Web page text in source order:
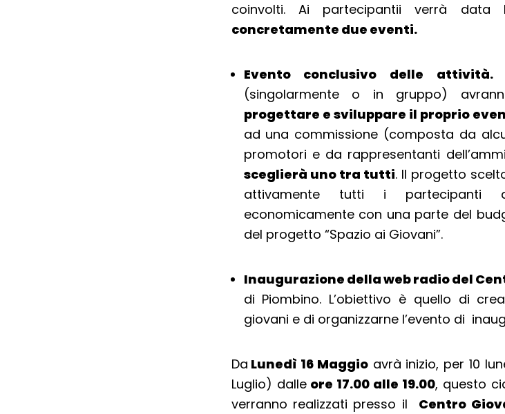
coinvolti. Ai partecipantii verrà
concretamente due eventi.
Evento conclusivo delle attività.
(singolarmente o in gruppo)
progettare e sviluppare il proprio
ad una commissione (composta da
promotori e da rappresentanti
sceglierà uno tra tutti. Il progetto
attivamente tutti i partecipanti
economicamente con una parte del
del progetto “Spazio ai Giovani”.
Inaugurazione della web radio del
di Piombino. L’obiettivo è quello di
giovani e di organizzarne l’evento di
Da Lunedì 16 Maggioavrà inizio, per 10
Luglio) dalleore 17.00 alle 19.00, questo
verranno realizzati presso il Centro